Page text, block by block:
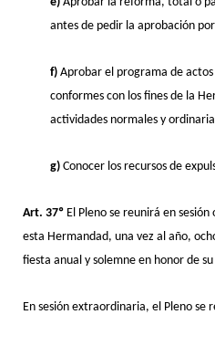
antes de pedir la aprobación
f) Aprobar el programa de
conformes con los fines de la
actividades normales y
g) Conocer los recursos de
Art. 37º El Pleno se reunirá en
esta Hermandad, una vez al año,
fiesta anual y solemne en honor de
En sesión extraordinaria, el Pleno se